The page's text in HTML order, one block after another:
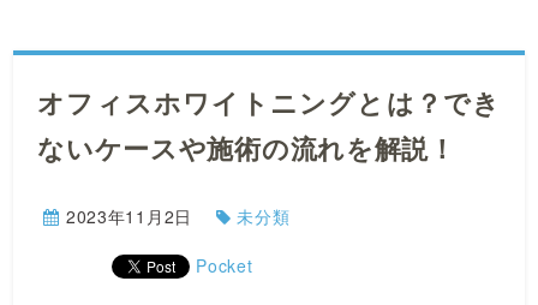
オフィスホワイトニングとは？でき
ないケースや施術の流れを解説！
2023年11月2日 未分類
Pocket